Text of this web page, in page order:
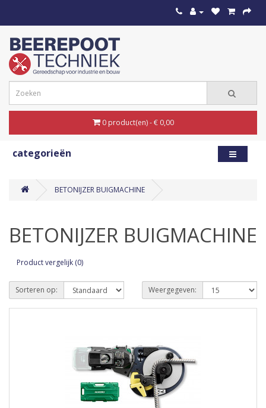
0 product(en) - € 0,00
categorieën
BETONIJZER BUIGMACHINE
BETONIJZER BUIGMACHINE
Product vergelijk (0)
Sorteren op: Weergegeven: